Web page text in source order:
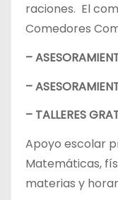
raciones. El
Comedores
–
–
– TALLERES
Apoyo escolar
Matemáticas,
materias y